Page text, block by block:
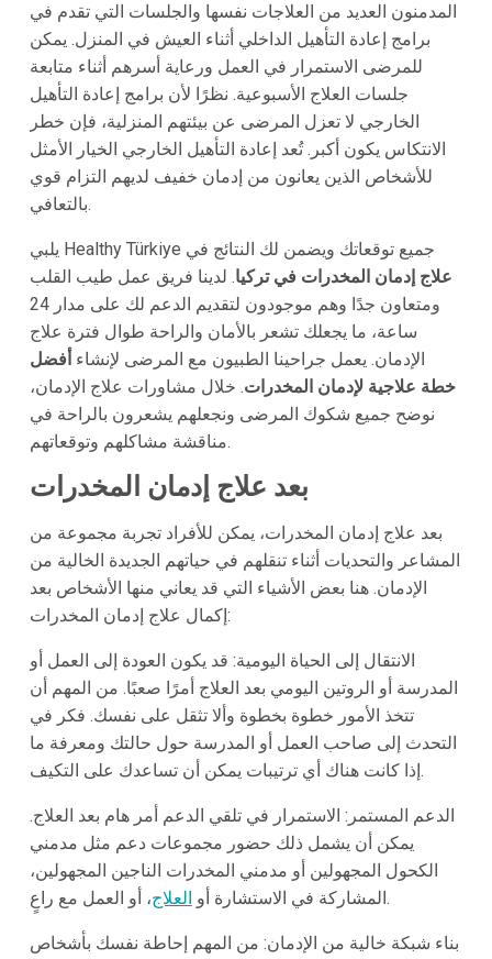
المدمنون العديد من العلاجات نفسها والجلسات التي تقدم في
برامج إعادة التأهيل الداخلي أثناء العيش في المنزل. يمكن
للمرضى الاستمرار في العمل ورعاية أسرهم أثناء متابعة
جلسات العلاج الأسبوعية. نظرًا لأن برامج إعادة التأهيل
الخارجي لا تعزل المرضى عن بيئتهم المنزلية، فإن خطر
الانتكاس يكون أكبر. تُعد إعادة التأهيل الخارجي الخيار الأمثل
للأشخاص الذين يعانون من إدمان خفيف لديهم التزام قوي
بالتعافي.
يلبي Healthy Türkiye جميع توقعاتك ويضمن لك النتائج في
علاج إدمان المخدرات في تركيا. لدينا فريق عمل طيب القلب
ومتعاون جدًا وهم موجودون لتقديم الدعم لك على مدار 24
ساعة، ما يجعلك تشعر بالأمان والراحة طوال فترة علاج
الإدمان. يعمل جراحينا الطبيون مع المرضى لإنشاء أفضل
خطة علاجية لإدمان المخدرات. خلال مشاورات علاج الإدمان،
نوضح جميع شكوك المرضى ونجعلهم يشعرون بالراحة في
مناقشة مشاكلهم وتوقعاتهم.
بعد علاج إدمان المخدرات
بعد علاج إدمان المخدرات، يمكن للأفراد تجربة مجموعة من
المشاعر والتحديات أثناء تنقلهم في حياتهم الجديدة الخالية من
الإدمان. هنا بعض الأشياء التي قد يعاني منها الأشخاص بعد
إكمال علاج إدمان المخدرات:
الانتقال إلى الحياة اليومية: قد يكون العودة إلى العمل أو
المدرسة أو الروتين اليومي بعد العلاج أمرًا صعبًا. من المهم أن
تتخذ الأمور خطوة بخطوة وألا تثقل على نفسك. فكر في
التحدث إلى صاحب العمل أو المدرسة حول حالتك ومعرفة ما
إذا كانت هناك أي ترتيبات يمكن أن تساعدك على التكيف.
الدعم المستمر: الاستمرار في تلقي الدعم أمر هام بعد العلاج.
يمكن أن يشمل ذلك حضور مجموعات دعم مثل مدمني
الكحول المجهولين أو مدمني المخدرات الناجين المجهولين،
المشاركة في الاستشارة أو العلاج ، أو العمل مع راعٍ.
بناء شبكة خالية من الإدمان: من المهم إحاطة نفسك بأشخاص